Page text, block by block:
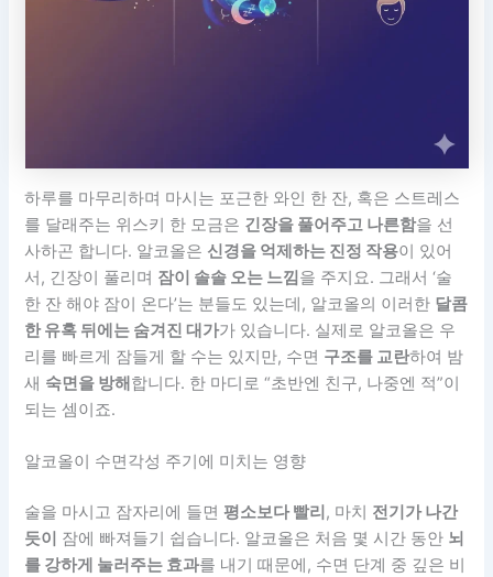
하루를 마무리하며 마시는 포근한 와인 한 잔, 혹은 스트레스
를 달래주는 위스키 한 모금은 긴장을 풀어주고 나른함을 선
사하곤 합니다. 알코올은 신경을 억제하는 진정 작용이 있어
서, 긴장이 풀리며 잠이 솔솔 오는 느낌 을 주지요. 그래서 ‘술
한 잔 해야 잠이 온다’는 분들도 있는데, 알코올의 이러한 달콤
한 유혹 뒤에는 숨겨진 대가가 있습니다. 실제로 알코올은 우
리를 빠르게 잠들게 할 수는 있지만, 수면 구조를 교란하여 밤
새 숙면을 방해 합니다. 한 마디로 “초반엔 친구, 나중엔 적”이
되는 셈이죠.
알코올이 수면각성 주기에 미치는 영향
술을 마시고 잠자리에 들면평소보다 빨리 , 마치 전기가 나간
듯이
잠에 빠져들기 쉽습니다. 알코올은 처음 몇 시간 동안 뇌
를 강하게 눌러주는 효과를 내기 때문에, 수면 단계 중 깊은 비